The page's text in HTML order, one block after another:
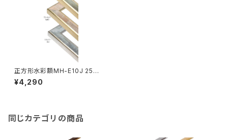
正方形水彩額MH-E10J 25角
250×250ミリ
¥4,290
同じカテゴリの商品